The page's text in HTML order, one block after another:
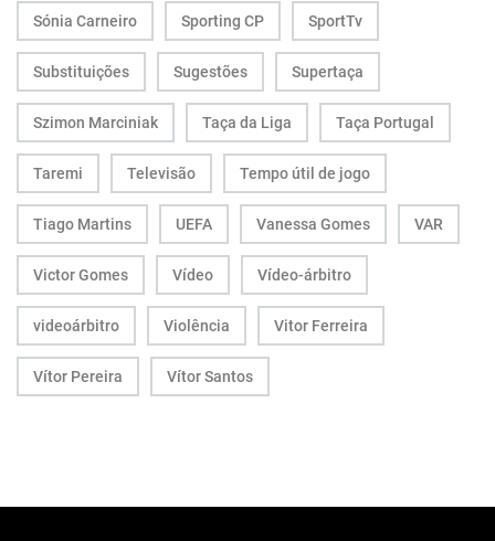
Sónia Carneiro Sporting CP SportTv
Substituições Sugestões Supertaça
Szimon Marciniak Taça da Liga Taça Portugal
Taremi Televisão Tempo útil de jogo
Tiago Martins UEFA Vanessa Gomes VAR
Victor Gomes Vídeo Vídeo-árbitro
videoárbitro Violência Vitor Ferreira
Vítor Pereira Vítor Santos